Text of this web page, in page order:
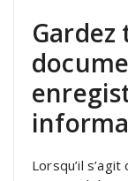
Lorsqu’il